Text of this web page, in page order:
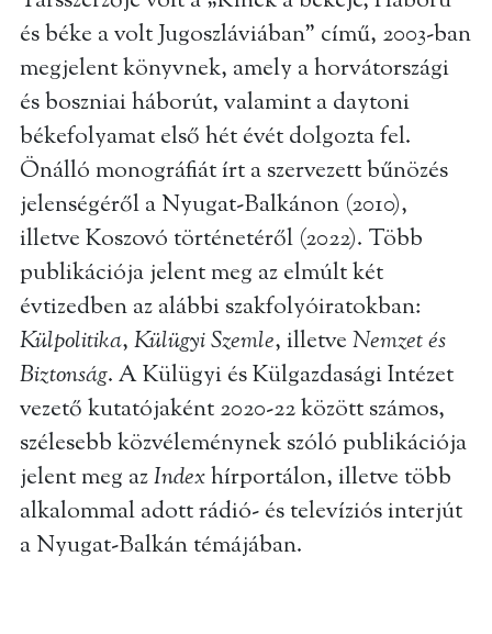
és béke a volt Jugoszláviában” című, 2003-ban
megjelent könyvnek, amely a horvátországi
és boszniai háborút, valamint a daytoni
békefolyamat első hét évét dolgozta fel.
Önálló monográfiát írt a szervezett bűnözés
jelenségéről a Nyugat-Balkánon (2010),
illetve Koszovó történetéről (2022). Több
publikációja jelent meg az elmúlt két
évtizedben az alábbi szakfolyóiratokban:
Külpolitika,Külügyi Szemle, illetveNemzet és
Biztonság. A Külügyi és Külgazdasági Intézet
vezető kutatójaként 2020-22 között számos,
szélesebb közvéleménynek szóló publikációja
jelent meg azIndexhírportálon, illetve több
alkalommal adott rádió- és televíziós interjút
a Nyugat-Balkán témájában.